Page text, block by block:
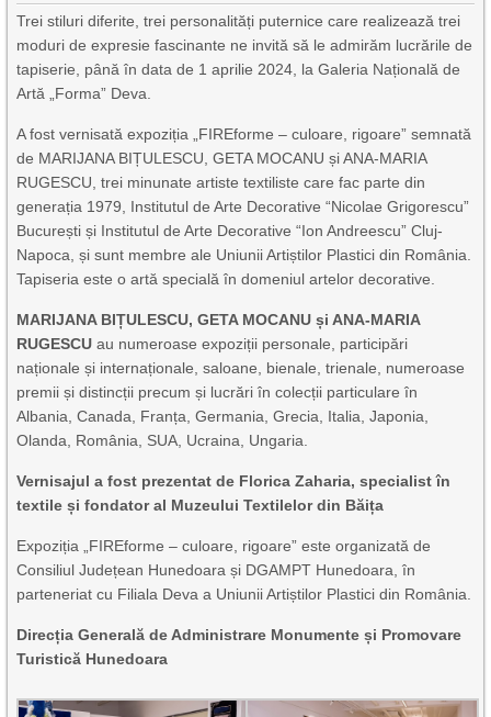
Trei stiluri diferite, trei personalități puternice care realizează trei
moduri de expresie fascinante ne invită să le admirăm lucrările de
tapiserie, până în data de 1 aprilie 2024, la Galeria Națională de
Artă „Forma” Deva.
A fost vernisată expoziția „FIREforme – culoare, rigoare” semnată
de MARIJANA BIȚULESCU, GETA MOCANU și ANA-MARIA
RUGESCU, trei minunate artiste textiliste care fac parte din
generația 1979, Institutul de Arte Decorative “Nicolae Grigorescu”
București și Institutul de Arte Decorative “Ion Andreescu” Cluj-
Napoca, și sunt membre ale Uniunii Artiștilor Plastici din România.
Tapiseria este o artă specială în domeniul artelor decorative.
MARIJANA BIȚULESCU, GETA MOCANU și ANA-MARIA
RUGESCU au numeroase expoziții personale, participări
naționale și internaționale, saloane, bienale, trienale, numeroase
premii și distincții precum și lucrări în colecții particulare în
Albania, Canada, Franța, Germania, Grecia, Italia, Japonia,
Olanda, România, SUA, Ucraina, Ungaria.
Vernisajul a fost prezentat de Florica Zaharia, specialist în
textile și fondator al Muzeului Textilelor din Băița
Expoziția „FIREforme – culoare, rigoare” este organizată de
Consiliul Județean Hunedoara și DGAMPT Hunedoara, în
parteneriat cu Filiala Deva a Uniunii Artiștilor Plastici din România.
Direcția Generală de Administrare Monumente și Promovare
Turistică Hunedoara